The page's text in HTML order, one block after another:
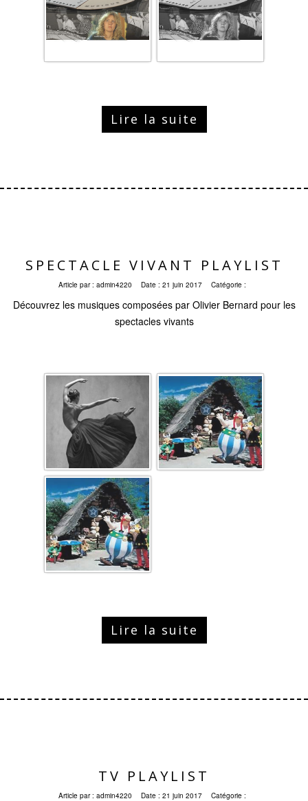
Lire la suite
SPECTACLE VIVANT PLAYLIST
Article par : admin4220 Date : 21 juin 2017 Catégorie :
Découvrez les musiques composées par Olivier Bernard pour les
spectacles vivants
Lire la suite
TV PLAYLIST
Article par : admin4220 Date : 21 juin 2017 Catégorie :